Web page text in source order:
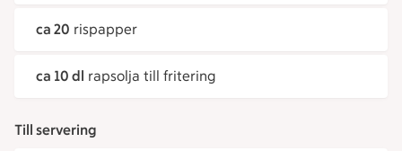
ca 20 rispapper
ca 10 dl rapsolja till fritering
Till servering